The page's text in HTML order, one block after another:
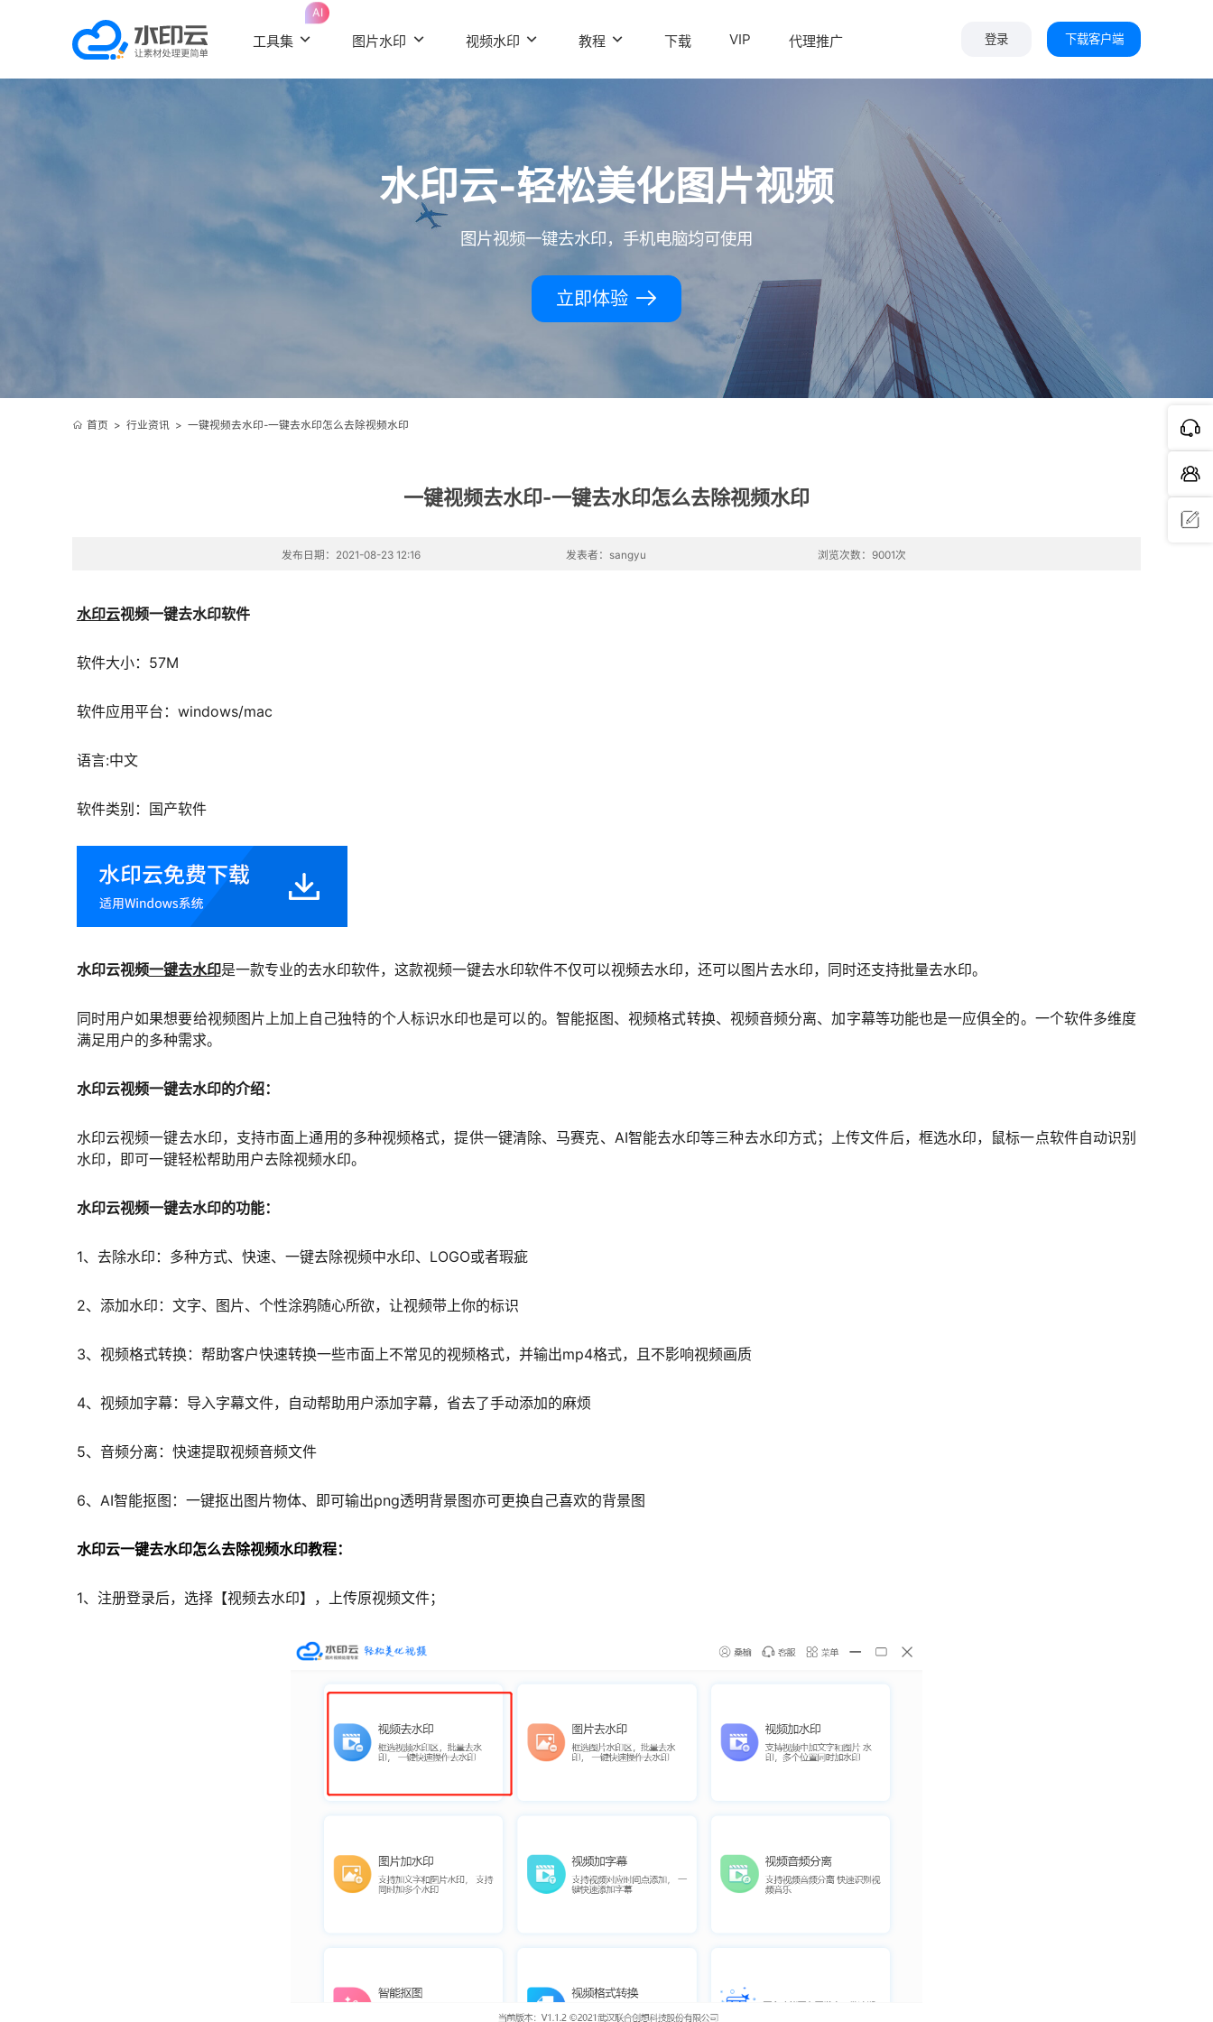
工具集
AI
图片水印 视频水印 教程 下载 VIP 代理推广 登录 下载客户端
水印云-轻松美化图片视频
图片视频一键去水印，手机电脑均可使用
立即体验
首页 > 行业资讯> 一键视频去水印-一键去水印怎么去除视频水印
一键视频去水印-一键去水印怎么去除视频水印
发布日期：2021-08-23 12:16 发表者：sangyu 浏览次数：9001次
水印云视频一键去水印软件
软件大小：57M
软件应用平台：windows/mac
语言:中文
软件类别：国产软件
水印云视频一键去水印是一款专业的去水印软件，这款视频一键去水印软件不仅可以视频去水印，还可以图片去水印，同时还支持批量去水印。
同时用户如果想要给视频图片上加上自己独特的个人标识水印也是可以的。智能抠图、视频格式转换、视频音频分离、加字幕等功能也是一应俱全的。一个软件多维度
满足用户的多种需求。
水印云视频一键去水印的介绍：
水印云视频一键去水印，支持市面上通用的多种视频格式，提供一键清除、马赛克、AI智能去水印等三种去水印方式；上传文件后，框选水印，鼠标一点软件自动识别
水印，即可一键轻松帮助用户去除视频水印。
水印云视频一键去水印的功能：
1、去除水印：多种方式、快速、一键去除视频中水印、LOGO或者瑕疵
2、添加水印：文字、图片、个性涂鸦随心所欲，让视频带上你的标识
3、视频格式转换：帮助客户快速转换一些市面上不常见的视频格式，并输出mp4格式，且不影响视频画质
4、视频加字幕：导入字幕文件，自动帮助用户添加字幕，省去了手动添加的麻烦
5、音频分离：快速提取视频音频文件
6、AI智能抠图：一键抠出图片物体、即可输出png透明背景图亦可更换自己喜欢的背景图
水印云一键去水印怎么去除视频水印教程：
1、注册登录后，选择【视频去水印】，上传原视频文件；